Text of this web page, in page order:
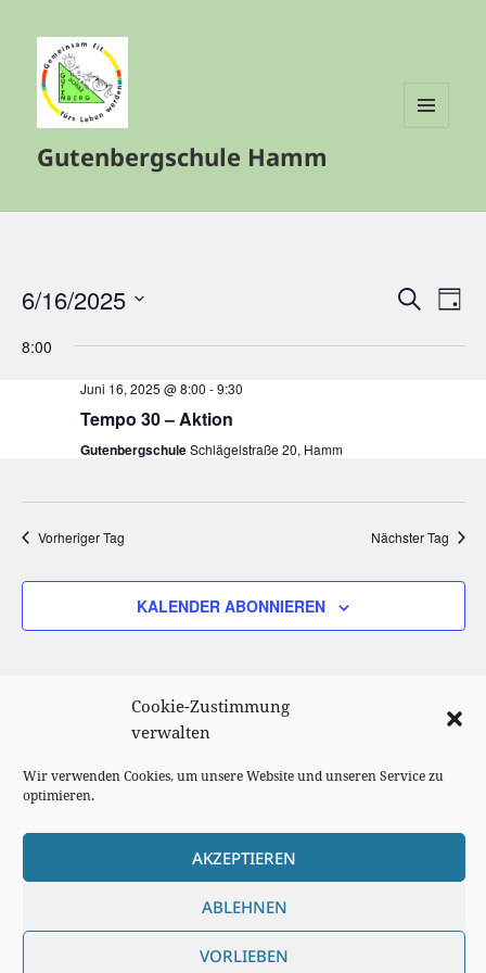
Cookie-Zustimmung
verwalten
Wir verwenden Cookies, um unsere Website und unseren Service zu
optimieren.
AKZEPTIEREN
ABLEHNEN
VORLIEBEN
Gutenbergschule Hamm
und
SUCHE
TAG
6/16/2025
wählen.
8:00
Juni 16, 2025 @ 8:00 -9:30
Tempo 30 – Aktion
GutenbergschuleSchlägelstraße 20, Hamm
Vorheriger Tag Nächster Tag
KALENDER ABONNIEREN
Impressum